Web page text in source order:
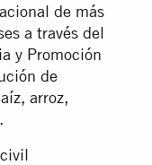
de más
a través del
y Promoción
de
arroz,